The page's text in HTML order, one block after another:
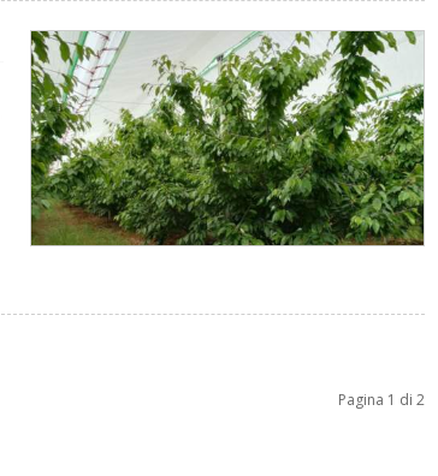
Pagina 1 di 2